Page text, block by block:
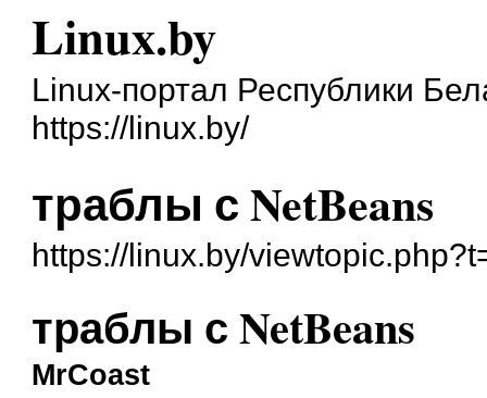
Linux.by
Linux-портал Республики
https://linux.by/
траблы с NetBeans
https://linux.by/
траблы с NetBeans
MrCoast